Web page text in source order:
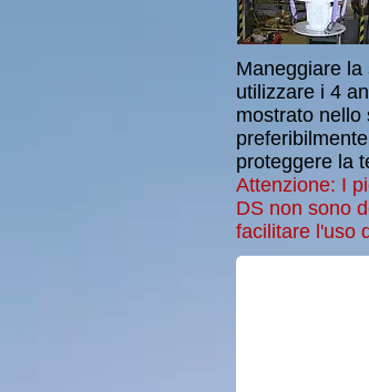
Maneggiare
utilizzare i 4
mostrato nello
proteggere la
Attenzione: I
DS non sono
facilitare l'uso